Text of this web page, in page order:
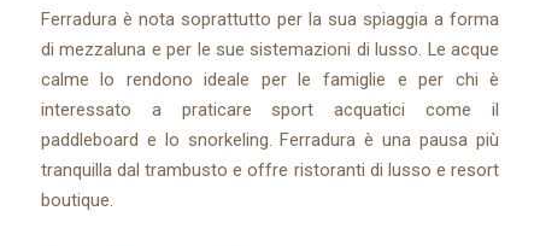
Ferradura è nota soprattutto per la sua spiaggia a forma
di mezzaluna e per le sue sistemazioni di lusso. Le acque
calme lo rendono ideale per le famiglie e per chi è
interessato a praticare sport acquatici come il
paddleboard e lo snorkeling. Ferradura è una pausa più
tranquilla dal trambusto e offre ristoranti di lusso e resort
boutique.